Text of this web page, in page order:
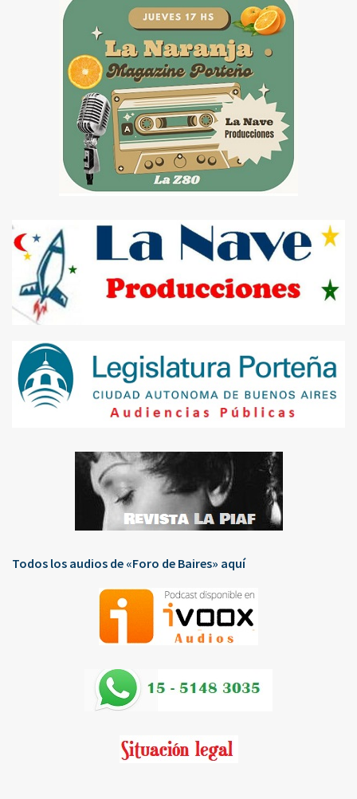
Todos los audios de «Foro de Baires» aquí